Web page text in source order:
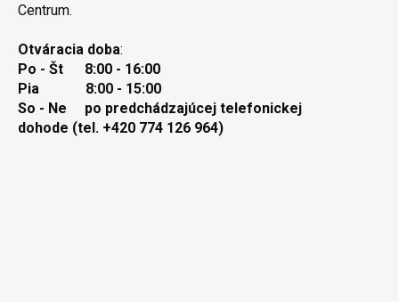
Centrum.
Otváracia doba:
Po - Št 8:00 - 16:00
Pia 8:00 - 15:00
So - Ne po predchádzajúcej telefonickej
dohode (tel. +420 774 126 964)